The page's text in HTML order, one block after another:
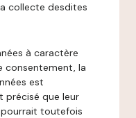
collecte desdites
à caractère
consentement, la
est
que leur
toutefois